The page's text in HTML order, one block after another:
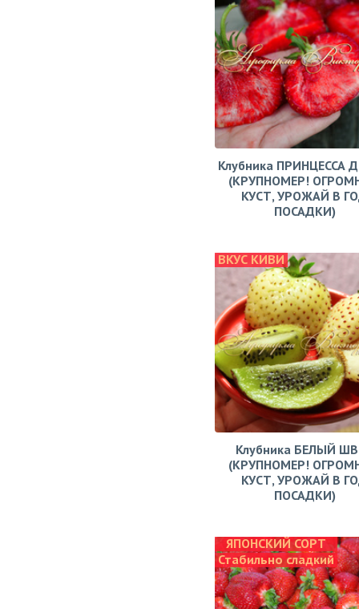
Клубника ПРИНЦЕССА
(КРУПНОМЕР!
КУСТ, УРОЖАЙ В
ПОСАДКИ)
ВКУС КИВИ
Клубника БЕЛЫЙ
(КРУПНОМЕР!
КУСТ, УРОЖАЙ В
ПОСАДКИ)
ЯПОНСКИЙ СОРТ
Стабильно сладкий